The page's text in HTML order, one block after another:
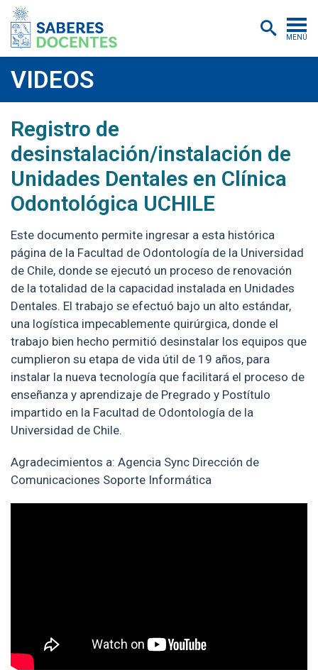
MENÚ
Postítulos y diplomados
Asistencias educativas
Investigación
Publicaciones
Inscripciones
Certificados digitales
Aulas virtuales
VIDEOS
Registro de
desinstalación/instalación de
Unidades Dentales en Clínica
Odontológica UCHILE
Este documento permite ingresar a esta histórica
página de la Facultad de Odontología de la Universidad
de Chile, donde se ejecutó un proceso de renovación
de la totalidad de la capacidad instalada en Unidades
Dentales. El trabajo se efectuó bajo un alto estándar,
una logística impecablemente quirúrgica, donde el
trabajo bien hecho permitió desinstalar los equipos que
cumplieron su etapa de vida útil de 19 años, para
instalar la nueva tecnología que facilitará el proceso de
enseñanza y aprendizaje de Pregrado y Postítulo
impartido en la Facultad de Odontología de la
Universidad de Chile.
Agradecimientos a: Agencia Sync Dirección de
Comunicaciones Soporte Informática